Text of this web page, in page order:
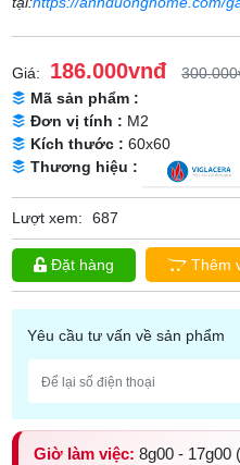
Giá: 186.000vnđ
Mã sản phẩm :
Đơn vị tính : M2
Kích thước :60x60
Thương hiệu :
Lượt xem: 687
Đặt hàng Thêm
Yêu cầu tư vấn về sản phẩm
Giờ làm việc: 8g00 - 17g00